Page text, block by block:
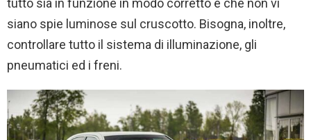
tutto sia in funzione in modo corretto e che non vi
siano spie luminose sul cruscotto. Bisogna, inoltre,
controllare tutto il sistema di illuminazione, gli
pneumatici ed i freni.